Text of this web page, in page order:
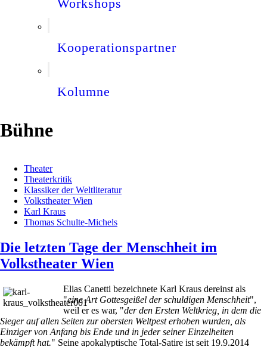
Workshops
Kooperationspartner
Kolumne
Bühne
Theater
Theaterkritik
Klassiker der Weltliteratur
Volkstheater Wien
Karl Kraus
Thomas Schulte-Michels
Die letzten Tage der Menschheit im
Volkstheater Wien
Elias Canetti bezeichnete Karl Kraus dereinst als
"eine Art Gottesgeißel der schuldigen Menschheit",
weil er es war, "der den Ersten Weltkrieg, in dem die
Sieger auf allen Seiten zur obersten Weltpest erhoben wurden, als
Einziger von Anfang bis Ende und in jeder seiner Einzelheiten
bekämpft hat." Seine apokalyptische Total-Satire ist seit 19.9.2014